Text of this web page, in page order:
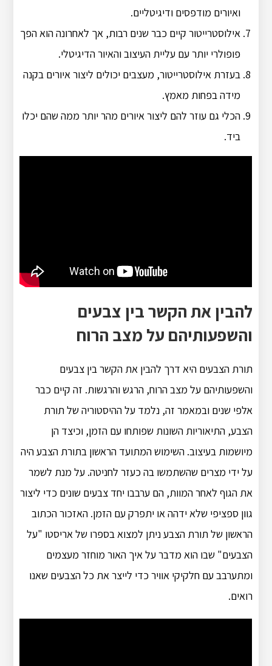
ואיורים מודפסים ודיגיטליים.
אילוסטרייטור קיים כבר שנים רבות, אך לאחרונה הוא הפך
פופולרי יותר עם עליית העיצוב והאיור הדיגיטלי.
בעזרת אילוסטרייטור, מעצבים יכולים ליצור איורים בקנה
מידה בפחות מאמץ.
הכלי גם עוזר להם ליצור איורים מהר יותר ממה שהם יכלו
ביד.
להבין את הקשר בין צבעים
והשפעותיהם על מצב הרוח
תורת הצבעים היא דרך להבין את הקשר בין צבעים
והשפעותיהם על מצב הרוח, הרגש והרגשות. זה קיים כבר
אלפי שנים ובמאמר זה, נלמד על ההיסטוריה של תורת
הצבע, התיאוריות השונות שפותחו עם הזמן, וכיצד הן
מיושמות בעיצוב. השימוש המתועד הראשון בתורת הצבע היה
על ידי מצרים שהשתמשו בה כעזר לחניטה. על מנת לשמר
את הגוף לאחר המוות, הם ערבבו יחד צבעים שונים כדי ליצור
גוון ספציפי שלא ידהה או יתפרק עם הזמן. האזכור הכתוב
הראשון של תורת הצבע ניתן למצוא בספרו של אריסטו "על
הצבעים" שבו הוא מדבר על איך האור מוחזר מעצמים
ומתערבב עם חלקיקי אוויר כדי לייצר את כל הצבעים שאנו
רואים.